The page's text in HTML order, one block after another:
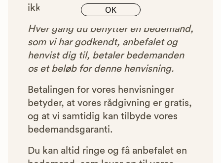
OK
ikke blive vist i vores anbefalinger.
Hver gang du benytter en bedemand,
som vi har godkendt, anbefalet og
henvist dig til, betaler bedemanden
os et beløb for denne henvisning.
Betalingen for vores henvisninger
betyder, at vores rådgivning er gratis,
og at vi samtidig kan tilbyde vores
bedemandsgaranti.
Du kan altid ringe og få anbefalet en